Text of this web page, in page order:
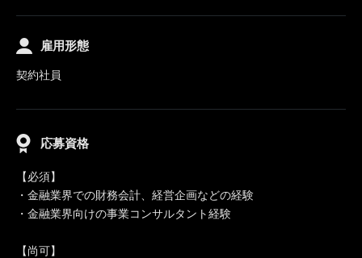
雇用形態
契約社員
応募資格
【必須】
・金融業界での財務会計、経営企画などの経験
・金融業界向けの事業コンサルタント経験
【尚可】